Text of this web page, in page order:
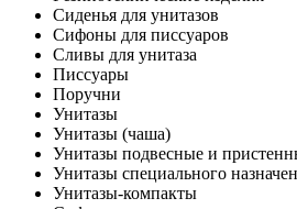
Сиденья для унитазов
Сифоны для писсуаров
Сливы для унитаза
Писсуары
Поручни
Унитазы
Унитазы (чаша)
Унитазы подвесные и
Унитазы специального
Унитазы-компакты